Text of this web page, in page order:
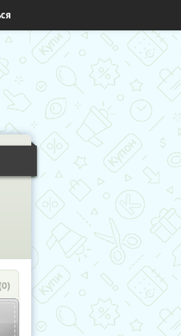
(0)